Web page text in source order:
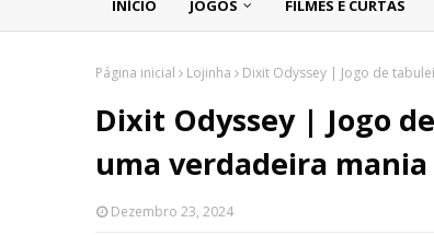
INÍCIO JOGOS FILMES E CURTAS
Página inicial Lojinha Dixit Odyssey | Jogo de
Dixit Odyssey | Jogo
uma verdadeira
Dezembro 23, 2024